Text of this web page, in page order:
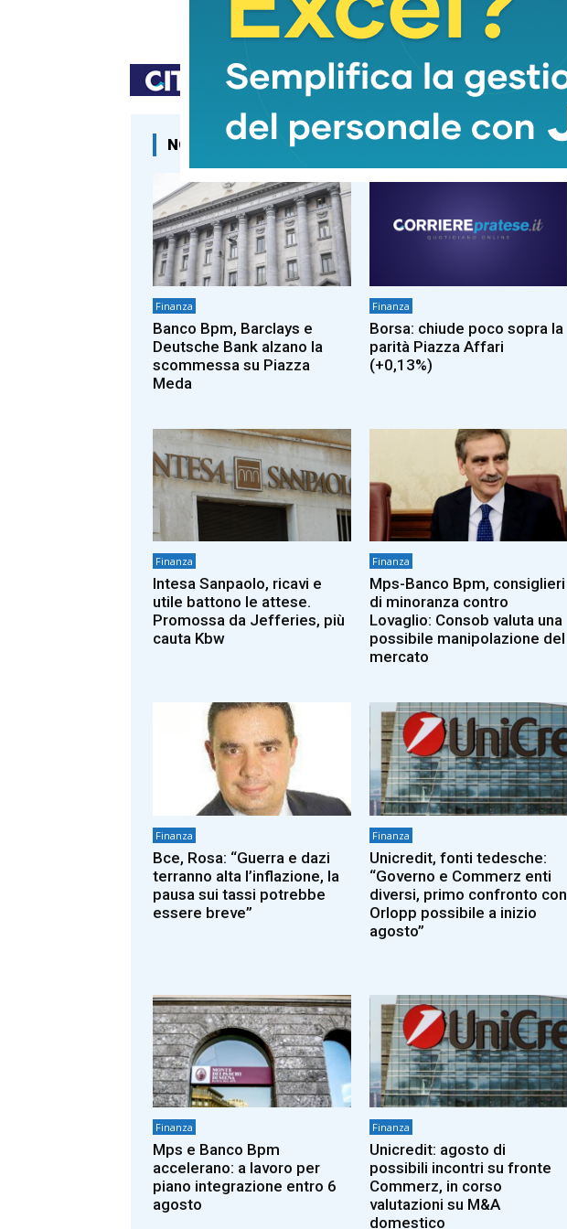
TAGS adnkronos
NOTIZIE CORRELATE
Finanza
Banco Bpm, Barclays e
Deutsche Bank alzano la
scommessa su Piazza
Meda
Finanza
Borsa: chiude poco sopra la
parità Piazza Affari
(+0,13%)
Finanza
Intesa Sanpaolo, ricavi e
utile battono le attese.
Promossa da Jefferies, più
cauta Kbw
Finanza
Mps-Banco Bpm, consiglieri
di minoranza contro
Lovaglio: Consob valuta una
possibile manipolazione del
mercato
Finanza
Bce, Rosa: “Guerra e dazi
terranno alta l’inflazione, la
pausa sui tassi potrebbe
essere breve”
Finanza
Unicredit, fonti tedesche:
“Governo e Commerz enti
diversi, primo confronto con
Orlopp possibile a inizio
agosto”
Finanza
Mps e Banco Bpm
accelerano: a lavoro per
piano integrazione entro 6
agosto
Finanza
Unicredit: agosto di
possibili incontri su fronte
Commerz, in corso
valutazioni su M&A
domestico